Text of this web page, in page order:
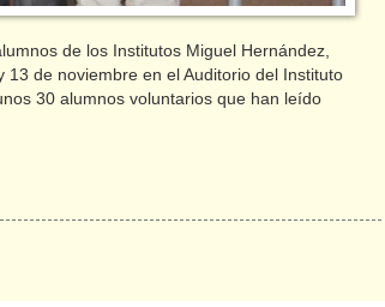
de los Institutos Miguel Hernández,
de noviembre en el Auditorio del Instituto
30 alumnos voluntarios que han leído